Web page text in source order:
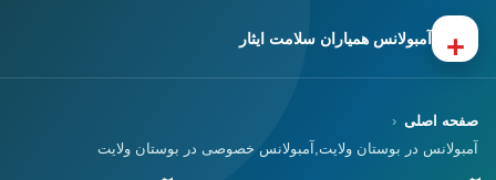
+ آمبولانس همیاران سلامت ایثار
صفحه اصلی
آمبولانس در بوستان ولایت,آمبولانس خصوصی در بوستان ولایت